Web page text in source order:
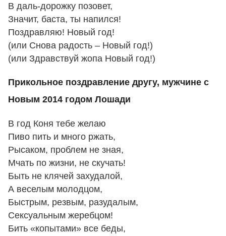
В даль-дорожку позовет,
Значит, баста, ты напился!
Поздравляю! Новый год!
(или Снова радость – Новый год!)
(или Здравствуй жопа Новый год!)
Прикольное поздравление другу, мужчине с
Новым 2014 годом Лошади
В год Коня тебе желаю
Пиво пить и много ржать,
Рысаком, проблем не зная,
Мчать по жизни, не скучать!
Быть не клячей захудалой,
А веселым молодцом,
Быстрым, резвым, разудалым,
Сексуальным жеребцом!
Бить «копытами» все беды,